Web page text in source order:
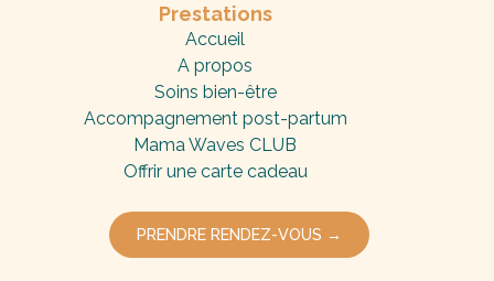
Prestations
Accueil
A propos
Soins bien-être
Accompagnement post-partum
Mama Waves CLUB
Offrir une carte cadeau
PRENDRE RENDEZ-VOUS →